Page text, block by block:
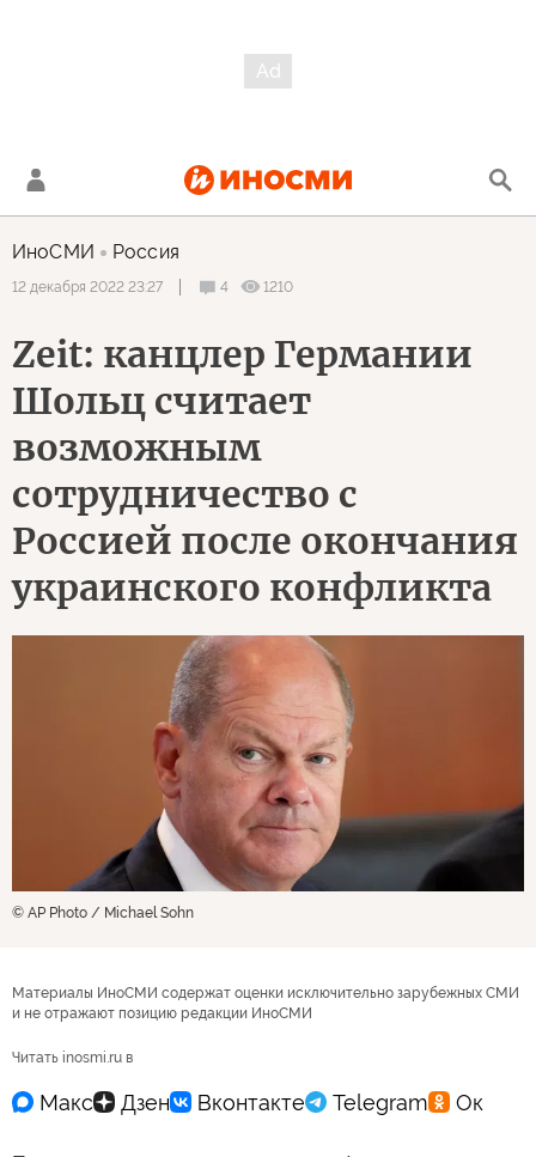
ИноСМИ Россия
12 декабря 2022 23:27 4 1210
Zeit: канцлер Германии
Шольц считает
возможным
сотрудничество с
Россией после окончания
украинского конфликта
© AP Photo / Michael Sohn
Материалы ИноСМИ содержат оценки исключительно зарубежных СМИ
и не отражают позицию редакции ИноСМИ
Читать inosmi.ru в